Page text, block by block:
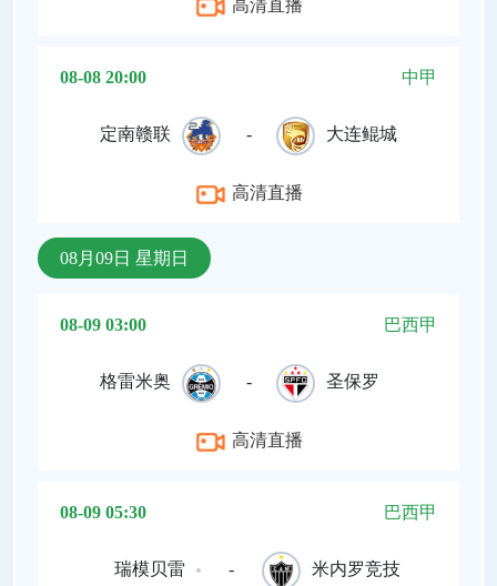
高清直播
08-08 20:00 中甲
定南赣联 - 大连鲲城
高清直播
08月09日 星期日
08-09 03:00 巴西甲
格雷米奥 - 圣保罗
高清直播
08-09 05:30 巴西甲
瑞模贝雷 - 米内罗竞技